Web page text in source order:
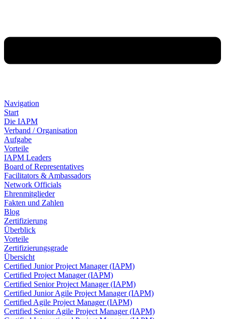
Navigation
Start
Die IAPM
Verband / Organisation
Aufgabe
Vorteile
IAPM Leaders
Board of Representatives
Facilitators & Ambassadors
Network Officials
Ehrenmitglieder
Fakten und Zahlen
Blog
Zertifizierung
Überblick
Vorteile
Zertifizierungsgrade
Übersicht
Certified Junior Project Manager (IAPM)
Certified Project Manager (IAPM)
Certified Senior Project Manager (IAPM)
Certified Junior Agile Project Manager (IAPM)
Certified Agile Project Manager (IAPM)
Certified Senior Agile Project Manager (IAPM)